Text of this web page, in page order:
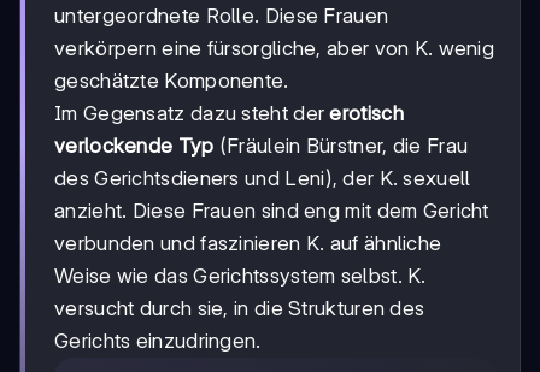
untergeordnete Rolle. Diese Frauen
verkörpern eine fürsorgliche, aber von K. wenig
geschätzte Komponente.
Im Gegensatz dazu steht dererotisch
verlockende Typ (Fräulein Bürstner, die Frau
des Gerichtsdieners und Leni), der K. sexuell
anzieht. Diese Frauen sind eng mit dem Gericht
verbunden und faszinieren K. auf ähnliche
Weise wie das Gerichtssystem selbst. K.
versucht durch sie, in die Strukturen des
Gerichts einzudringen.